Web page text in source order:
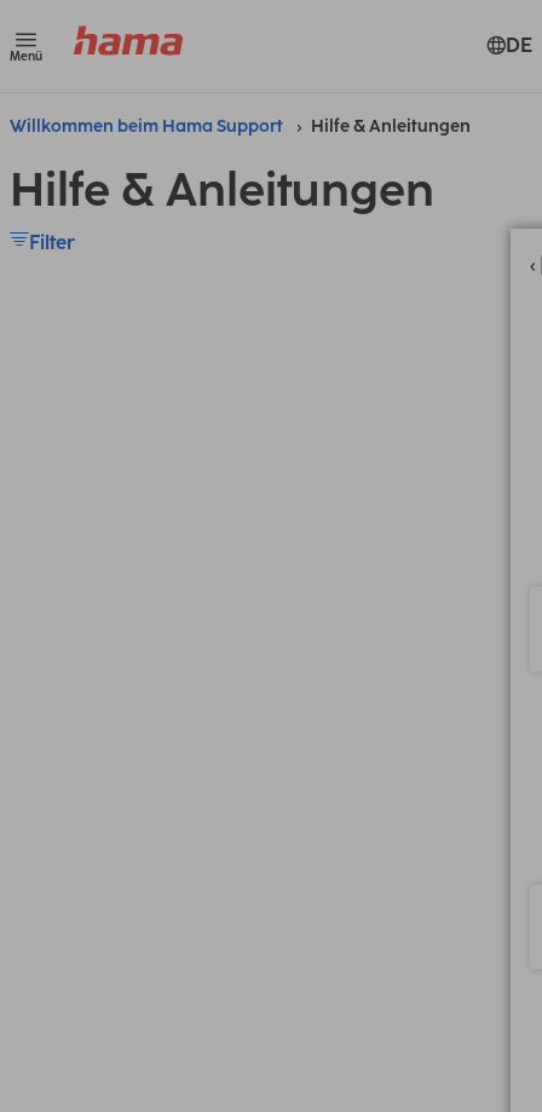
Menü DE
Willkommen beim Hama Support Hilfe & Anleitungen
Hilfe & Anleitungen
Filter